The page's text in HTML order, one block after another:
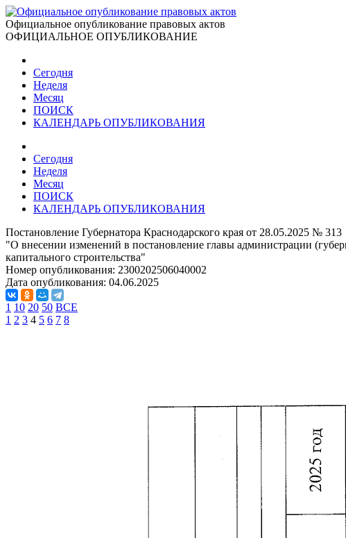
Официальное опубликование правовых актов
ОФИЦИАЛЬНОЕ ОПУБЛИКОВАНИЕ
Сегодня
Неделя
Месяц
ПОИСК
КАЛЕНДАРЬ ОПУБЛИКОВАНИЯ
Сегодня
Неделя
Месяц
ПОИСК
КАЛЕНДАРЬ ОПУБЛИКОВАНИЯ
Постановление Губернатора Краснодарского края от 28.05.2025 № 313
"О внесении изменений в постановление главы администрации
капитального строительства"
Номер опубликования: 2300202506040002
Дата опубликования: 04.06.2025
1 10 20 50 ВСЕ
1 2 3 4 5 6 7 8